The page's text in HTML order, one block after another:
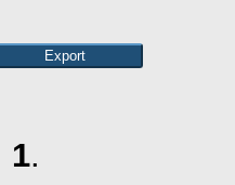
1.